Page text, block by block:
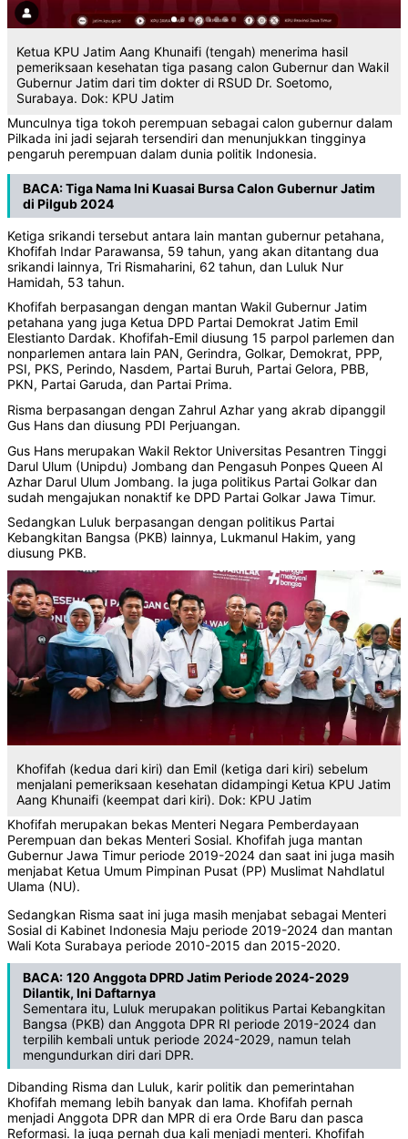
Ketua KPU Jatim Aang Khunaifi (tengah) menerima hasil
pemeriksaan kesehatan tiga pasang calon Gubernur dan Wakil
Gubernur Jatim dari tim dokter di RSUD Dr. Soetomo,
Surabaya. Dok: KPU Jatim
Munculnya tiga tokoh perempuan sebagai calon gubernur dalam
Pilkada ini jadi sejarah tersendiri dan menunjukkan tingginya
pengaruh perempuan dalam dunia politik Indonesia.
BACA:Tiga Nama Ini Kuasai Bursa Calon Gubernur Jatim
di Pilgub 2024
Ketiga srikandi tersebut antara lain mantan gubernur petahana,
Khofifah Indar Parawansa, 59 tahun, yang akan ditantang dua
srikandi lainnya, Tri Rismaharini, 62 tahun, dan Luluk Nur
Hamidah, 53 tahun.
Khofifah berpasangan dengan mantan Wakil Gubernur Jatim
petahana yang juga Ketua DPD Partai Demokrat Jatim Emil
Elestianto Dardak. Khofifah-Emil diusung 15 parpol parlemen dan
nonparlemen antara lain PAN, Gerindra, Golkar, Demokrat, PPP,
PSI, PKS, Perindo, Nasdem, Partai Buruh, Partai Gelora, PBB,
PKN, Partai Garuda, dan Partai Prima.
Risma berpasangan dengan Zahrul Azhar yang akrab dipanggil
Gus Hans dan diusung PDI Perjuangan.
Gus Hans merupakan Wakil Rektor Universitas Pesantren Tinggi
Darul Ulum (Unipdu) Jombang dan Pengasuh Ponpes Queen Al
Azhar Darul Ulum Jombang. Ia juga politikus Partai Golkar dan
sudah mengajukan nonaktif ke DPD Partai Golkar Jawa Timur.
Sedangkan Luluk berpasangan dengan politikus Partai
Kebangkitan Bangsa (PKB) lainnya, Lukmanul Hakim, yang
diusung PKB.
Khofifah (kedua dari kiri) dan Emil (ketiga dari kiri) sebelum
menjalani pemeriksaan kesehatan didampingi Ketua KPU Jatim
Aang Khunaifi (keempat dari kiri). Dok: KPU Jatim
Khofifah merupakan bekas Menteri Negara Pemberdayaan
Perempuan dan bekas Menteri Sosial. Khofifah juga mantan
Gubernur Jawa Timur periode 2019-2024 dan saat ini juga masih
menjabat Ketua Umum Pimpinan Pusat (PP) Muslimat Nahdlatul
Ulama (NU).
Sedangkan Risma saat ini juga masih menjabat sebagai Menteri
Sosial di Kabinet Indonesia Maju periode 2019-2024 dan mantan
Wali Kota Surabaya periode 2010-2015 dan 2015-2020.
BACA: 120 Anggota DPRD Jatim Periode 2024-2029
Dilantik, Ini Daftarnya
Sementara itu, Luluk merupakan politikus Partai Kebangkitan
Bangsa (PKB) dan Anggota DPR RI periode 2019-2024 dan
terpilih kembali untuk periode 2024-2029, namun telah
mengundurkan diri dari DPR.
Dibanding Risma dan Luluk, karir politik dan pemerintahan
Khofifah memang lebih banyak dan lama. Khofifah pernah
menjadi Anggota DPR dan MPR di era Orde Baru dan pasca
Reformasi. Ia juga pernah dua kali menjadi menteri. Khofifah